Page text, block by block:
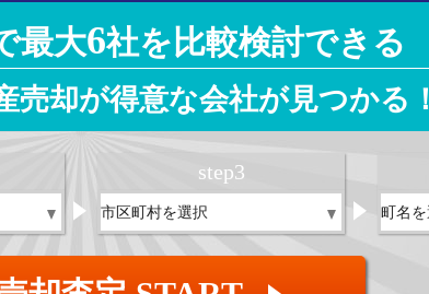
最大6社を比較検討できる
売却が得意な会社が見つかる！
step3